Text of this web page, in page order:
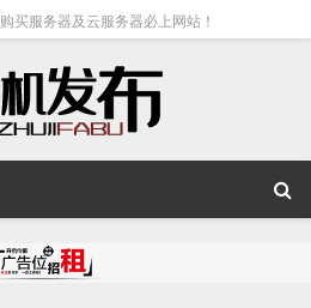
购买服务器及云服务器必上网站！